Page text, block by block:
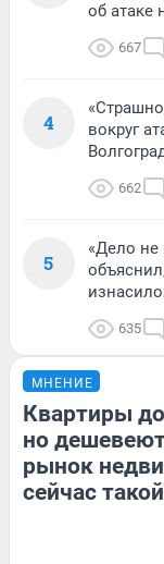
об атаке
667
4
вокруг
662
5
«Дело не
635
МНЕНИЕ
Квартиры
но
рынок
сейчас